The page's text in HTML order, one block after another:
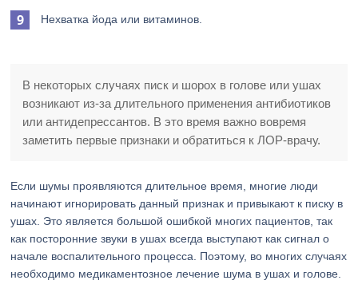
Нехватка йода или витаминов.
В некоторых случаях писк и шорох в голове или ушах
возникают из-за длительного применения антибиотиков
или антидепрессантов. В это время важно вовремя
заметить первые признаки и обратиться к ЛОР-врачу.
Если шумы проявляются длительное время, многие люди
начинают игнорировать данный признак и привыкают к писку в
ушах. Это является большой ошибкой многих пациентов, так
как посторонние звуки в ушах всегда выступают как сигнал о
начале воспалительного процесса. Поэтому, во многих случаях
необходимо медикаментозное лечение шума в ушах и голове.